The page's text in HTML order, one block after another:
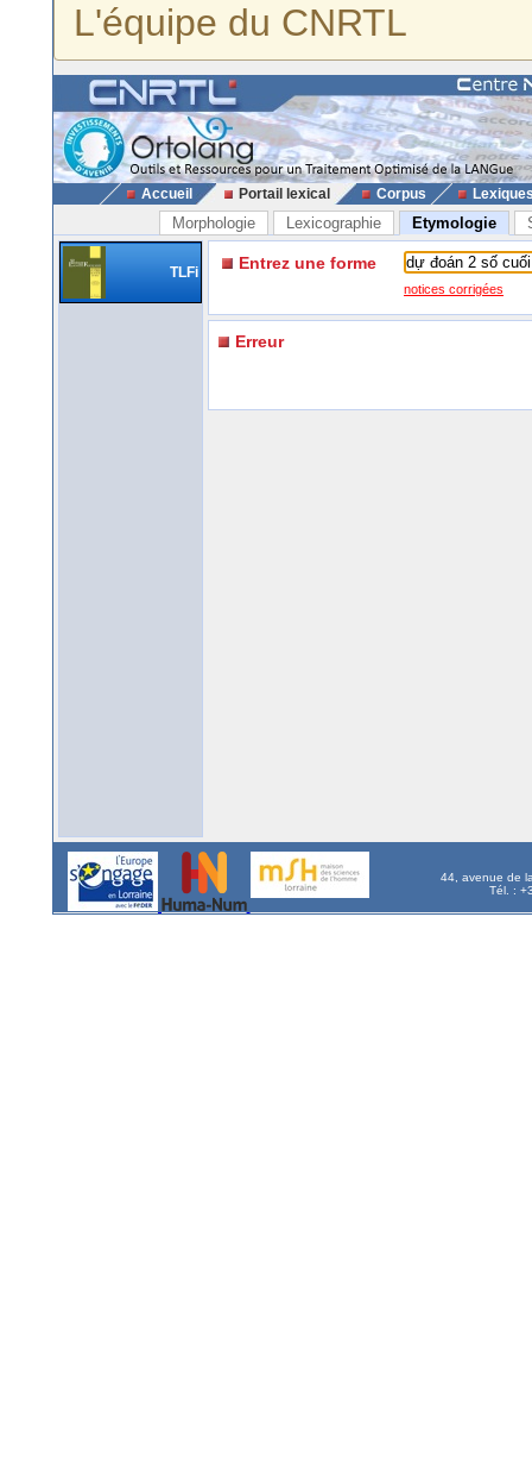
L'équipe du CNRTL
Accueil Portail lexical Corpus
Morphologie Lexicographie Etymologie
TLFi Entrez une forme
notices corrigées
Erreur
44, avenue de
Tél. :